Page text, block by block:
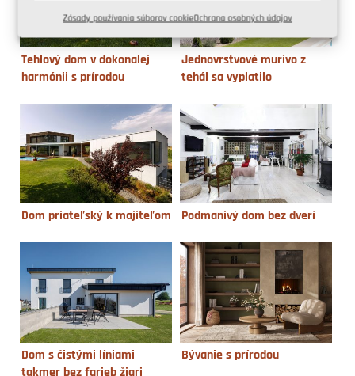
Zásady používania súborov cookieOchrana osobných údajov
Tehlový dom v dokonalej
harmónii s prírodou
Jednovrstvové murivo z
tehál sa vyplatilo
Dom priateľský k majiteľom Podmanivý dom bez dverí
Dom s čistými líniami
takmer bez farieb žiari
Bývanie s prírodou